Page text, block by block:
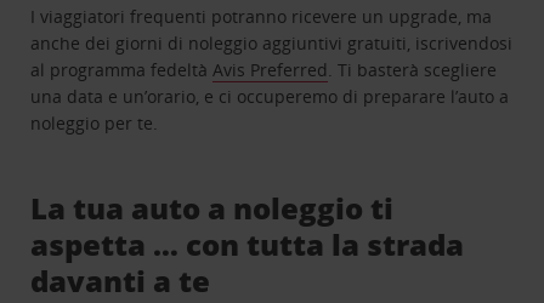
I viaggiatori frequenti potranno ricevere un upgrade, ma
anche dei giorni di noleggio aggiuntivi gratuiti, iscrivendosi
al programma fedeltàAvis Preferred. Ti basterà scegliere
una data e un’orario, e ci occuperemo di preparare l’auto a
noleggio per te.
La tua auto a noleggio ti
aspetta … con tutta la strada
davanti a te